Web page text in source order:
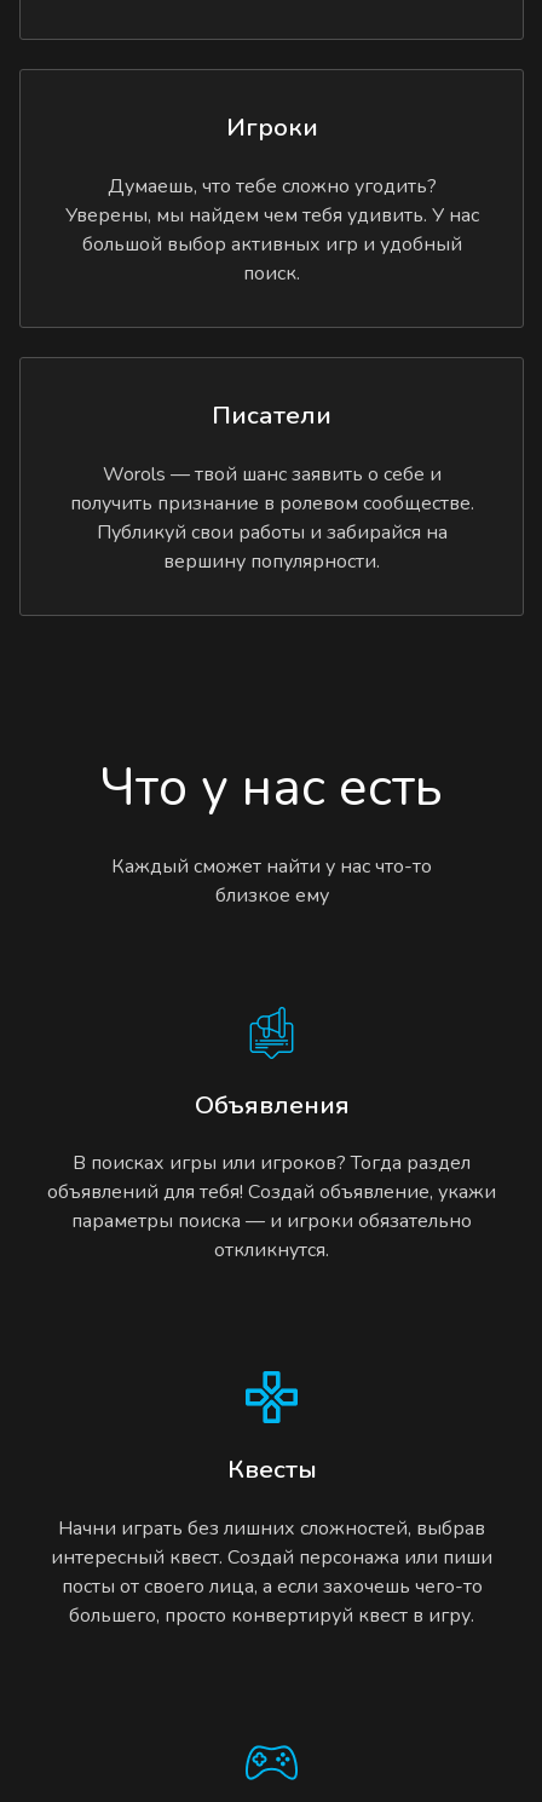
Игроки
Думаешь, что тебе сложно угодить?
Уверены, мы найдем чем тебя удивить. У нас
большой выбор активных игр и удобный
поиск.
Писатели
Worols — твой шанс заявить о себе и
получить признание в ролевом сообществе.
Публикуй свои работы и забирайся на
вершину популярности.
Что у нас есть
Каждый сможет найти у нас что-то
близкое ему
Объявления
В поисках игры или игроков? Тогда раздел
объявлений для тебя! Создай объявление, укажи
параметры поиска — и игроки обязательно
откликнутся.
Квесты
Начни играть без лишних сложностей, выбрав
интересный квест. Создай персонажа или пиши
посты от своего лица, а если захочешь чего-то
большего, просто конвертируй квест в игру.